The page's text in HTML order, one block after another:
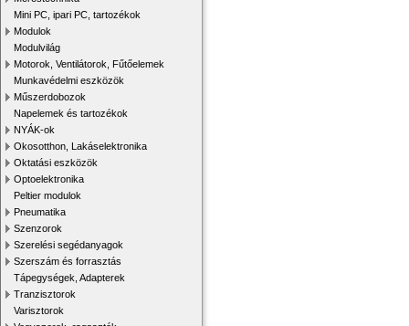
Mini PC, ipari PC, tartozékok
Modulok
Modulvilág
Motorok, Ventilátorok, Fűtőelemek
Munkavédelmi eszközök
Műszerdobozok
Napelemek és tartozékok
NYÁK-ok
Okosotthon, Lakáselektronika
Oktatási eszközök
Optoelektronika
Peltier modulok
Pneumatika
Szenzorok
Szerelési segédanyagok
Szerszám és forrasztás
Tápegységek, Adapterek
Tranzisztorok
Varisztorok